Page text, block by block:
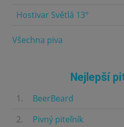
Hostivar Světlá 13°
Všechna piva
Nejlepší
1. BeerBeard
2.
Pivný piteľník